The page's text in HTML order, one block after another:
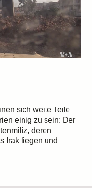
sich weite Teile
einig zu sein: Der
deren
Irak liegen und